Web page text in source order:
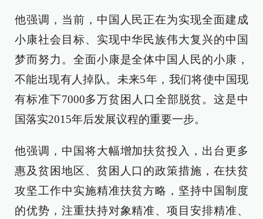
他强调，当前，中国人民正在为实现全面建成
小康社会目标、实现中华民族伟大复兴的中国
梦而努力。全面小康是全体中国人民的小康，
不能出现有人掉队。未来5年，我们将使中国现
有标准下7000多万贫困人口全部脱贫。这是中
国落实2015年后发展议程的重要一步。
他强调，中国将大幅增加扶贫投入，出台更多
惠及贫困地区、贫困人口的政策措施，在扶贫
攻坚工作中实施精准扶贫方略，坚持中国制度
的优势，注重扶持对象精准、项目安排精准、